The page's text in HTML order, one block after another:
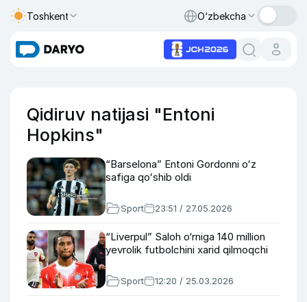
Toshkent O‘zbekcha
Qidiruv natijasi "Entoni
Hopkins"
“Barselona” Entoni Gordonni oʻz
safiga qoʻshib oldi
Sport 23:51 / 27.05.2026
“Liverpul” Saloh o‘rniga 140 million
yevrolik futbolchini xarid qilmoqchi
Sport 12:20 / 25.03.2026